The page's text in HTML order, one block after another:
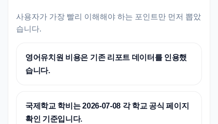
사용자가 가장 빨리 이해해야 하는 포인트만 먼저 뽑았
습니다.
영어유치원 비용은 기존 리포트 데이터를 인용했
습니다.
국제학교 학비는 2026-07-08 각 학교 공식 페이지
확인 기준입니다.